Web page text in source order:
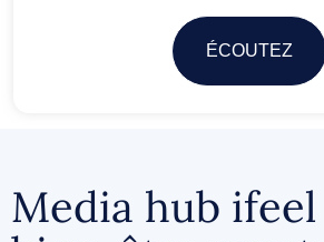
ÉCOUTEZ
Media hub ifeel